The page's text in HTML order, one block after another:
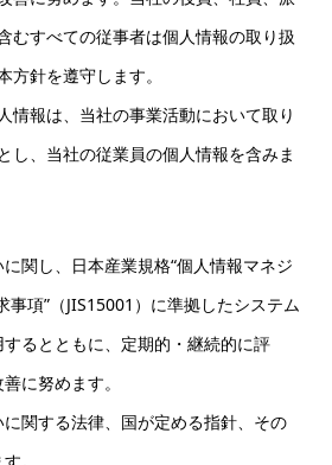
むすべての従事者は個人情報の取り扱
方針を遵守します。
情報は、当社の事業活動において取り
し、当社の従業員の個人情報を含みま
関し、日本産業規格“個人情報マネジ
事項”（JIS15001）に準拠したシステム
るとともに、定期的・継続的に評
に努めます。
関する法律、国が定める指針、その
。